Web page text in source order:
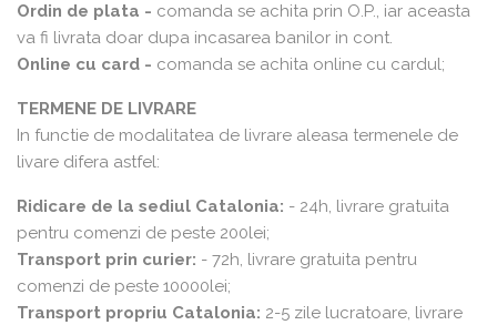
Ordin de plata - comanda se achita prin O.P., iar aceasta
va fi livrata doar dupa incasarea banilor in cont.
Online cu card - comanda se achita online cu cardul;
TERMENE DE LIVRARE
In functie de modalitatea de livrare aleasa termenele de
livare difera astfel:
Ridicare de la sediul Catalonia: - 24h, livrare gratuita
pentru comenzi de peste 200lei;
Transport prin curier: - 72h, livrare gratuita pentru
comenzi de peste 10000lei;
Transport propriu Catalonia: 2-5 zile lucratoare, livrare